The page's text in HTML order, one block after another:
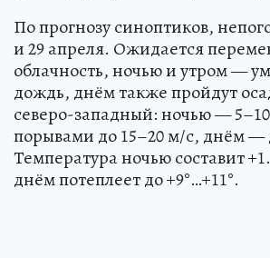
По прогнозу синоптиков,
и 29 апреля. Ожидается
облачность, ночью и утром —
дождь, днём также пройдут
северо-западный: ночью —
порывами до 15–20 м/с, днём —
Температура ночью составит
днём потеплеет до +9°…+11°.